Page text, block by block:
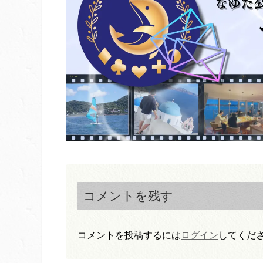
コメントを残す
コメントを投稿するには ログイン してくだ